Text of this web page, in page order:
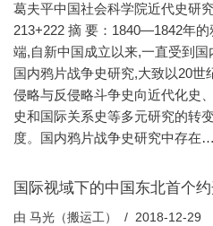
葛夫平中国社会科学院近代史研
213+222 摘 要：1840—1842年
端,自新中国成立以来,一直受到
国内鸦片战争史研究,大致以20世
侵略与反侵略斗争史向近代化史
史和国际关系史等多元研究的转
度。国内鸦片战争史研究中存在…
国际视域下的中国东北首个
由 马光（搬运工） 2018-12-29